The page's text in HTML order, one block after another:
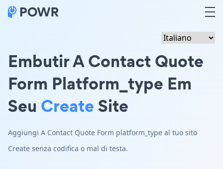
Embutir A Contact Quote
Form Platform_type Em
Seu CreateSite
Aggiungi A Contact Quote Form platform_type al tuo sito
Create senza codifica o mal di testa.